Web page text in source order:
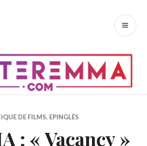
DE FILMS, EPINGLÉS
: « Vacancy »